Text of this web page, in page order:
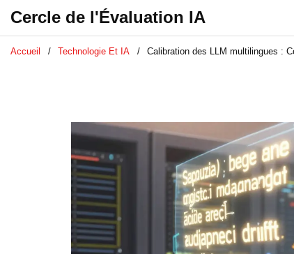
Cercle de l'Évaluation IA
Accueil Technologie Et IA Calibration des LLM multilingues :